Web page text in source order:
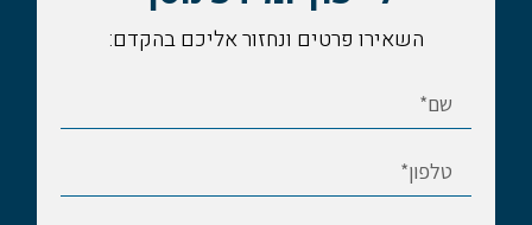
השאירו פרטים ונחזור אליכם בהקדם: